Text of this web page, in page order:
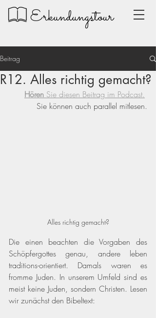
Erkundungstour
Beitrag
R12. Alles richtig gemacht?
Hören Sie diesen Beitrag im Podcast.
Sie können auch parallel mitlesen.
Alles richtig gemacht?
Die einen beachten die Vorgaben des
Schöpfergottes genau, andere leben
traditions-orientiert. Damals waren es
fromme Juden. In unserem Umfeld sind es
meist keine Juden, sondern Christen. Lesen
wir zunächst den Bibeltext: